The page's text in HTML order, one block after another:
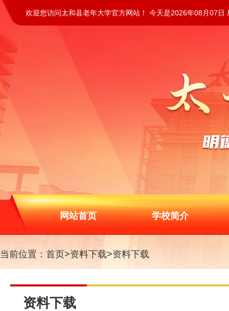
欢迎您访问太和县老年大学官方网站！ 今天是2026年08月07日
网站首页 学校简介
当前位置： 首页>资料下载>资料下载
资料下载